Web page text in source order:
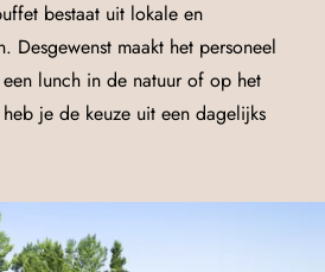
bestaat uit lokale en
Desgewenst maakt het personeel
lunch in de natuur of op het
je de keuze uit een dagelijks